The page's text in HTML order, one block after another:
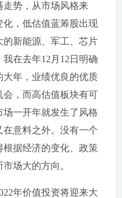
走势，从市场风格来
，低估值蓝筹股出现
新能源、军工、芯片
在去年12月12日明确
大年，业绩优良的优质
，而高估值板块有可
一开年就发生了风格
在意料之外。没有一个
据经济的变化、政策
场大的方向。
年价值投资将迎来大